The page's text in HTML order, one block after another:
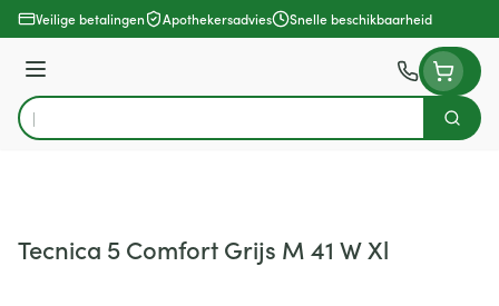
Ga naar de inhoud
Veilige betalingen Apothekersadvies Snelle beschikbaarheid
Menu
Product, merk, categorie...
Zoek
Tecnica 5 Comfort Grijs M 41 W Xl